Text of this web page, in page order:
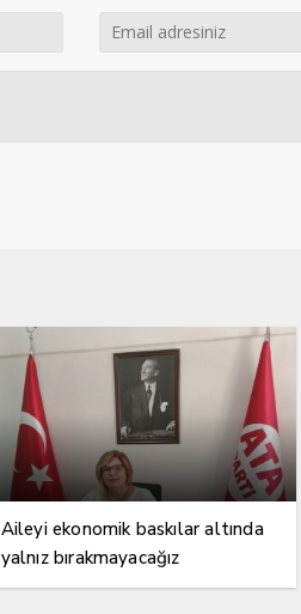
Aileyi ekonomik baskılar altında
yalnız bırakmayacağız